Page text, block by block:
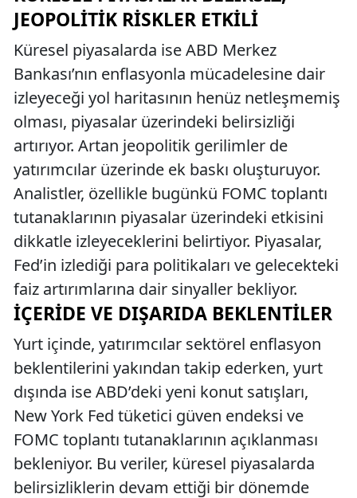
JEOPOLITIK RISKLER ETKILI
Küresel piyasalarda ise ABD Merkez
Bankası’nın enflasyonla mücadelesine dair
izleyeceği yol haritasının henüz netleşmemiş
olması, piyasalar üzerindeki belirsizliği
artırıyor. Artan jeopolitik gerilimler de
yatırımcılar üzerinde ek baskı oluşturuyor.
Analistler, özellikle bugünkü FOMC toplantı
tutanaklarının piyasalar üzerindeki etkisini
dikkatle izleyeceklerini belirtiyor. Piyasalar,
Fed’in izlediği para politikaları ve gelecekteki
faiz artırımlarına dair sinyaller bekliyor.
İÇERIDE VE DIŞARIDA BEKLENTILER
Yurt içinde, yatırımcılar sektörel enflasyon
beklentilerini yakından takip ederken, yurt
dışında ise ABD’deki yeni konut satışları,
New York Fed tüketici güven endeksi ve
FOMC toplantı tutanaklarının açıklanması
bekleniyor. Bu veriler, küresel piyasalarda
belirsizliklerin devam ettiği bir dönemde